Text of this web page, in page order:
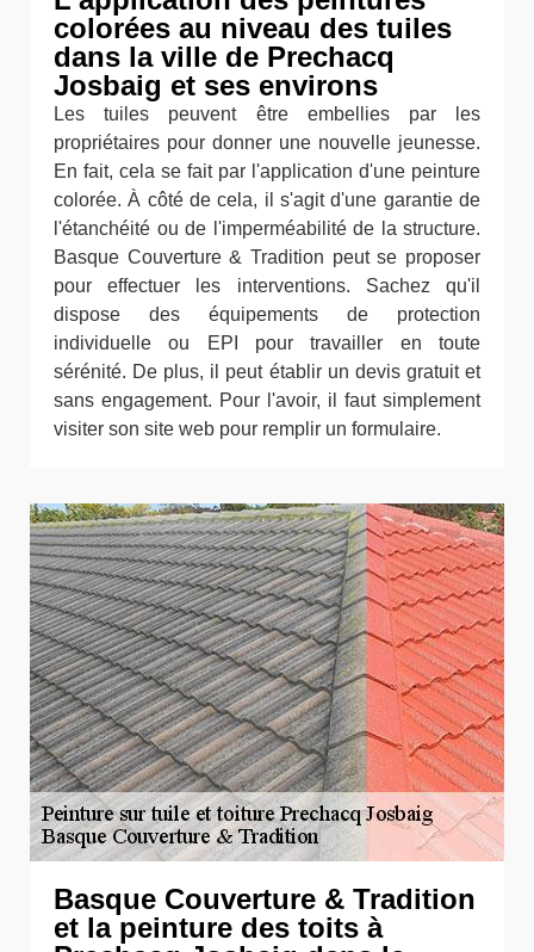
colorées au niveau des tuiles
dans la ville de Prechacq
Josbaig et ses environs
Les tuiles peuvent être embellies par les
propriétaires pour donner une nouvelle jeunesse.
En fait, cela se fait par l'application d'une peinture
colorée. À côté de cela, il s'agit d'une garantie de
l'étanchéité ou de l'imperméabilité de la structure.
Basque Couverture & Tradition peut se proposer
pour effectuer les interventions. Sachez qu'il
dispose des équipements de protection
individuelle ou EPI pour travailler en toute
sérénité. De plus, il peut établir un devis gratuit et
sans engagement. Pour l'avoir, il faut simplement
visiter son site web pour remplir un formulaire.
Basque Couverture & Tradition
et la peinture des toits à